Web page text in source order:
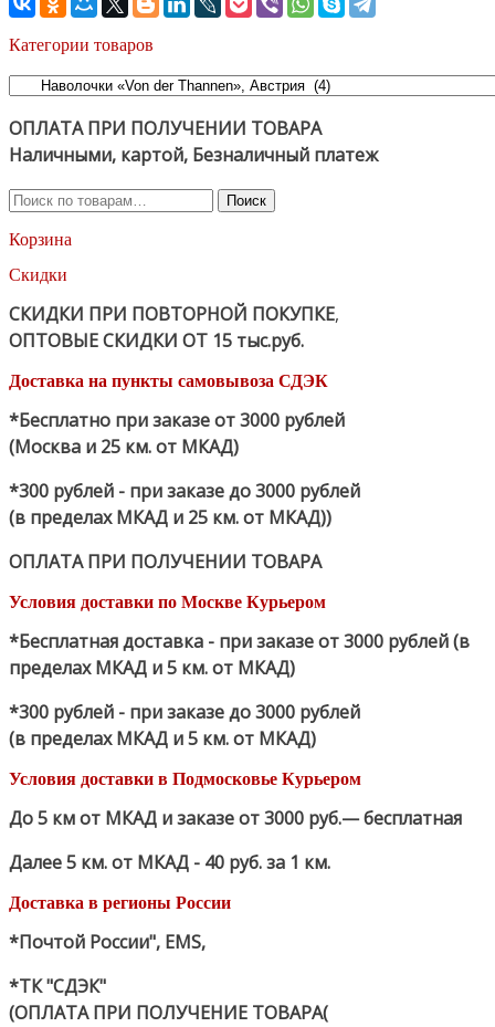
Категории товаров
ОПЛАТА ПРИ ПОЛУЧЕНИИ ТОВАРА
Наличными, картой, Безналичный платеж
Искать:
Поиск
Корзина
Скидки
СКИДКИ ПРИ ПОВТОРНОЙ ПОКУПКЕ,
ОПТОВЫЕ СКИДКИ ОТ 15 тыс.руб.
Доставка на пункты самовывоза СДЭК
*Бесплатно при заказе от 3000 рублей
(Москва и 25 км. от МКАД)
*300 рублей - при заказе до 3000 рублей
(в пределах МКАД и 25 км. от МКАД))
ОПЛАТА ПРИ ПОЛУЧЕНИИ ТОВАРА
Условия доставки по Москве Курьером
*Бесплатная доставка - при заказе от 3000 рублей (в
пределах МКАД и 5 км. от МКАД)
*300 рублей - при заказе до 3000 рублей
(в пределах МКАД и 5 км. от МКАД)
Условия доставки в Подмосковье Курьером
До 5 км от МКАД и заказе от 3000 руб.— бесплатная
Далее 5 км. от МКАД - 40 руб. за 1 км.
Доставка в регионы России
*Почтой России", EMS,
*ТК "СДЭК"
(ОПЛАТА ПРИ ПОЛУЧЕНИЕ ТОВАРА(